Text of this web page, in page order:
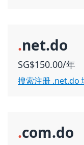
.net.do
SG$150.00/年
搜索注册 .net.do
.com.do